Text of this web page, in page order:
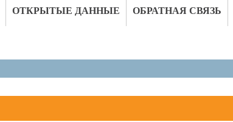
ОТКРЫТЫЕ ДАННЫЕ ОБРАТНАЯ СВЯЗЬ